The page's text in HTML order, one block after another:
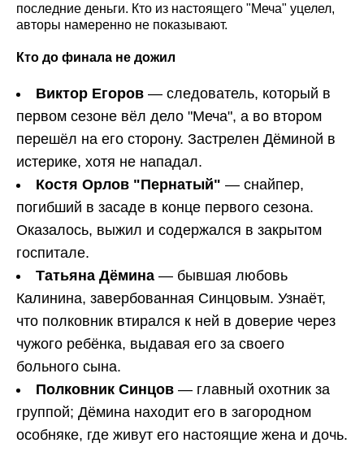
последние деньги. Кто из настоящего "Меча" уцелел,
авторы намеренно не показывают.
Кто до финала не дожил
Виктор Егоров — следователь, который в
первом сезоне вёл дело "Меча", а во втором
перешёл на его сторону. Застрелен Дёминой в
истерике, хотя не нападал.
Костя Орлов "Пернатый" — снайпер,
погибший в засаде в конце первого сезона.
Оказалось, выжил и содержался в закрытом
госпитале.
Татьяна Дёмина — бывшая любовь
Калинина, завербованная Синцовым. Узнаёт,
что полковник втирался к ней в доверие через
чужого ребёнка, выдавая его за своего
больного сына.
Полковник Синцов — главный охотник за
группой; Дёмина находит его в загородном
особняке, где живут его настоящие жена и дочь.